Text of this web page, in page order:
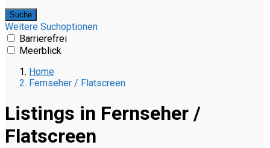
Weitere Suchoptionen
Barrierefrei
Meerblick
Home
Fernseher / Flatscreen
Listings in Fernseher /
Flatscreen